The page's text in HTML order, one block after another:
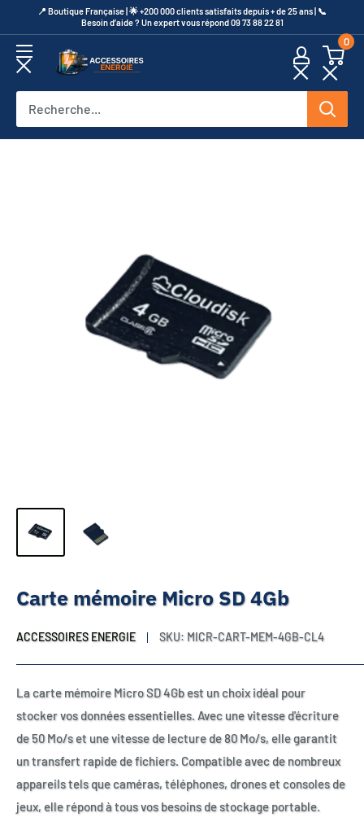
au
contenu
​📍​ Boutique Française | 🌟 +200 000 clients satisfaits depuis + de 25 ans | 📞​
Besoin d’aide ? Un expert vous répond 09 73 88 22 81
Accessoires
0
Carte mémoire Micro SD 4Gb
ACCESSOIRES ENERGIE SKU: MICR-CART-MEM-4GB-CL4
La carte mémoire Micro SD 4Gb est un choix idéal pour
stocker vos données essentielles. Avec une vitesse d'écriture
de 50 Mo/s et une vitesse de lecture de 80 Mo/s, elle garantit
un transfert rapide de fichiers. Compatible avec de nombreux
appareils tels que caméras, téléphones, drones et consoles de
jeux, elle répond à tous vos besoins de stockage portable.